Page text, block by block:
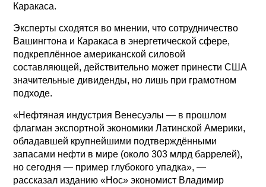
Каракаса.
Эксперты сходятся во мнении, что сотрудничество
Вашингтона и Каракаса в энергетической сфере,
подкреплённое американской силовой
составляющей, действительно может принести США
значительные дивиденды, но лишь при грамотном
подходе.
«Нефтяная индустрия Венесуэлы — в прошлом
флагман экспортной экономики Латинской Америки,
обладавшей крупнейшими подтверждёнными
запасами нефти в мире (около 303 млрд баррелей),
но сегодня — пример глубокого упадка», —
рассказал изданию «Нос» экономист Владимир